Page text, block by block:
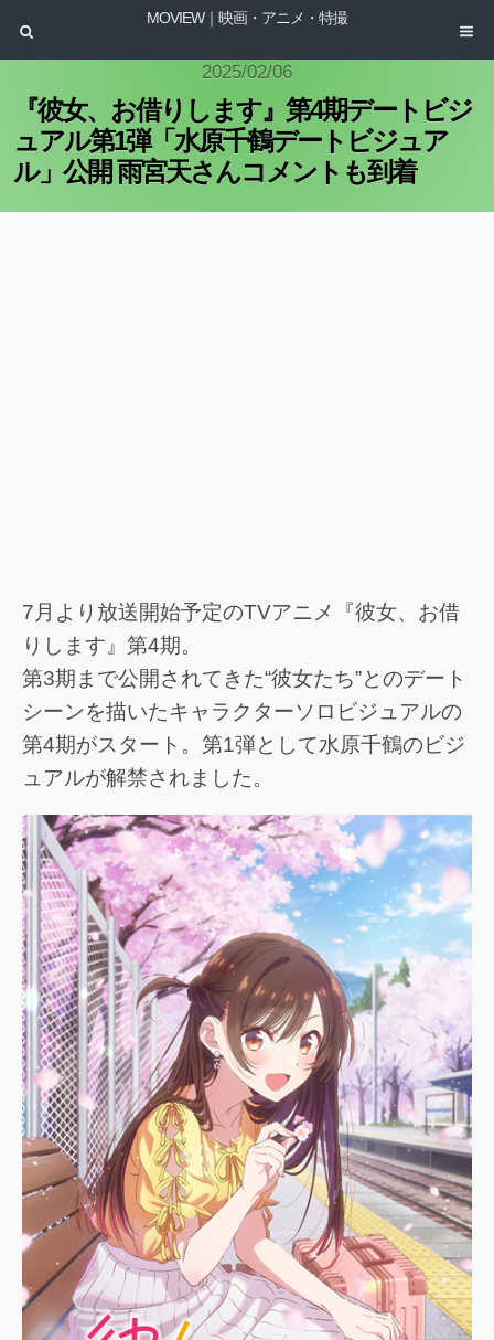
MOVIEW｜映画・アニメ・特撮
2025/02/06
『彼女、お借りします』第4期デートビジ
ュアル第1弾「水原千鶴デートビジュア
ル」公開 雨宮天さんコメントも到着
7月より放送開始予定のTVアニメ『彼女、お借
りします』第4期。
第3期まで公開されてきた“彼女たち”とのデート
シーンを描いたキャラクターソロビジュアルの
第4期がスタート。第1弾として水原千鶴のビジ
ュアルが解禁されました。